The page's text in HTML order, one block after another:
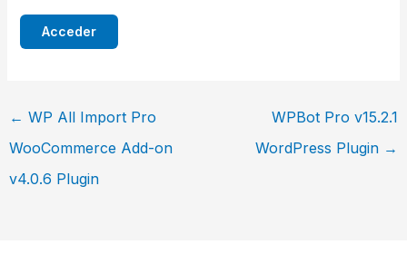
← WP All Import Pro
WooCommerce Add-on
v4.0.6 Plugin
WPBot Pro v15.2.1
WordPress Plugin →